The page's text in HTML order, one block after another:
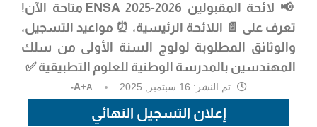
📢 لائحة المقبولين ENSA 2025-2026 متاحة الآن!
تعرف على 📄 اللائحة الرئيسية، ⏰ مواعيد التسجيل،
والوثائق المطلوبة لولوج السنة الأولى من سلك
المهندسين بالمدرسة الوطنية للعلوم التطبيقية ✅
تم النشر: A+A-
إعلان التسجيل النهائي